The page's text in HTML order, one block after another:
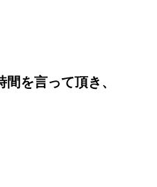
を言って頂き、